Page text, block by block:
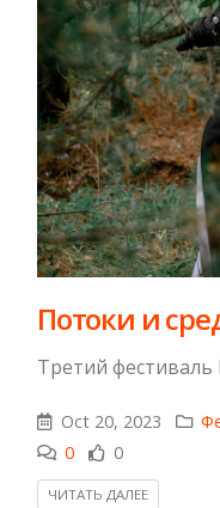
Потоки и
Третий фестиваль
Oct 20, 2023
0
0
ЧИТАТЬ ДАЛЕЕ